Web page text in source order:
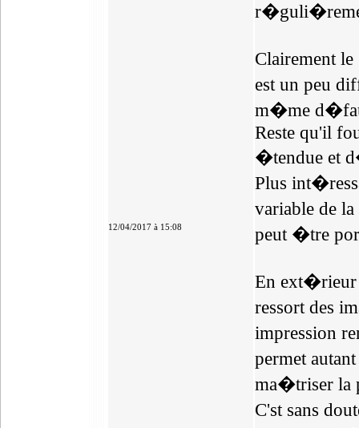
12/04/2017 à 15:08
Clairement
est un peu
m�me
Reste qu'il
�tendue et
Plus
variable de
peut �tre
En ext�rieur
ressort des
impression
permet
ma�triser la
C'st sans